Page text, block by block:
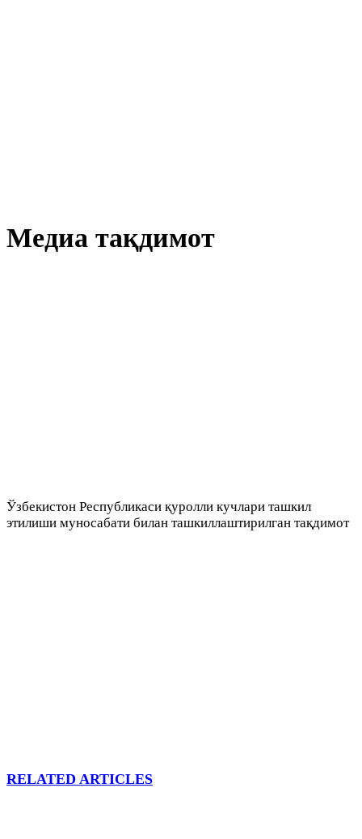
Медиа тақдимот
Ўзбекистон Республикаси қуролли кучлари ташкил
этилиши муносабати билан ташкиллаштирилган тақдимот
RELATED ARTICLES